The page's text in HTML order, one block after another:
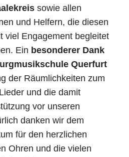
sowie allen
und Helfern, die diesen
viel Engagement begleitet
Ein besonderer Dank
Querfurt
der Räumlichkeiten zum
und die damit
vor unseren
danken wir dem
für den herzlichen
Ohren und die vielen